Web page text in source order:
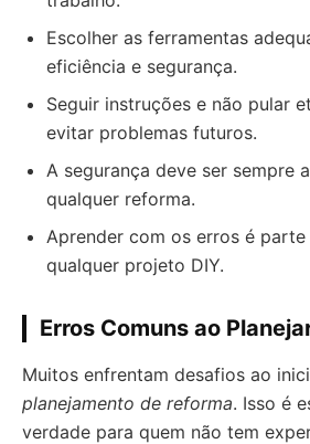
Escolher as ferramentas
eficiência e segurança.
Seguir instruções e não pular
evitar problemas futuros.
A segurança deve ser sempre
qualquer reforma.
Aprender com os erros é parte
qualquer projeto DIY.
Erros Comuns ao
Muitos enfrentam desafios ao
planejamento de reforma. Isso é
verdade para quem não tem